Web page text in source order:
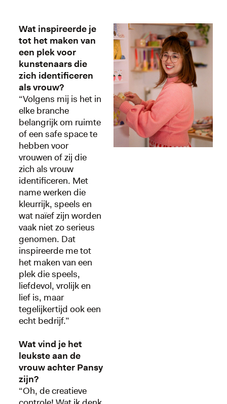
Wat inspireerde je
tot het maken van
een plek voor
kunstenaars die
zich identificeren
als vrouw?
“Volgens mij is het in
elke branche
belangrijk om ruimte
of een safe space te
hebben voor
vrouwen of zij die
zich als vrouw
identificeren. Met
name werken die
kleurrijk, speels en
wat naïef zijn worden
vaak niet zo serieus
genomen. Dat
inspireerde me tot
het maken van een
plek die speels,
liefdevol, vrolijk en
lief is, maar
tegelijkertijd ook een
echt bedrijf.”
Wat vind je het
leukste aan de
vrouw achter Pansy
zijn?
“Oh, de creatieve